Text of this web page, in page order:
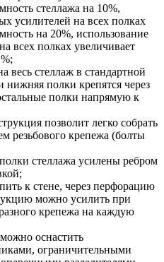
стеллажа на 10%,
усилителей на всех полках
на 20%, использование
всех полках увеличивает
весь стеллаж в стандартной
нижняя полки крепятся через
полки напрямую к
позволит легко собрать
резьбового крепежа (болты
стеллажа усилены ребром
к стене, через перфорацию
можно усилить при
крепежа на каждую
оснастить
ограничительными